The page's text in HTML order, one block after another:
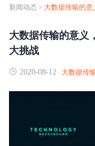
FTP替代升级
SDK传输应用集成
跨国数据传输
案例
新闻动态
生态合作
新闻动态 > 大数据传输的
大数据传输的意义
大挑战
2020-08-12 大数据传